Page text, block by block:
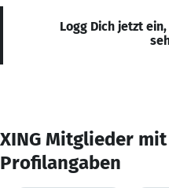
Logg Dich jetzt
XING Mitglieder
Profilangaben